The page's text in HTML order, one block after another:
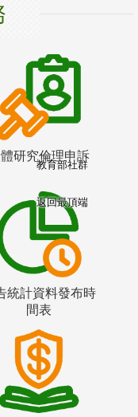
體研究倫理申訴
統計資料發布時
間表
教育部社群
返回最頂端